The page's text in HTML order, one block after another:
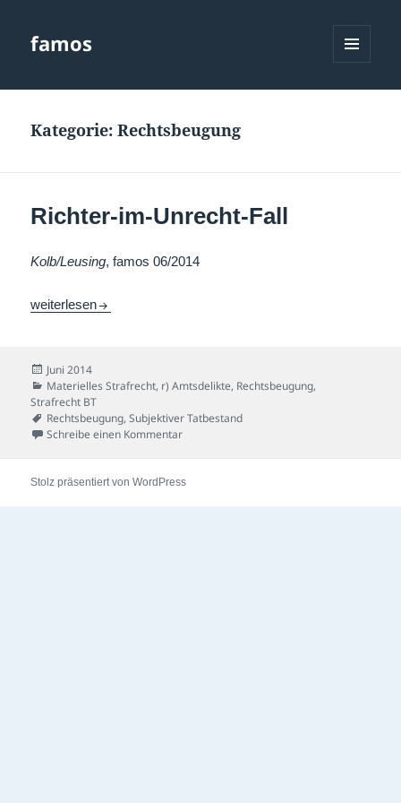
famos
Kategorie:Rechtsbeugung
Richter-im-Unrecht-Fall
Kolb/Leusing, famos 06/2014
Richter-im-Unrecht-Fall
weiterlesen
Veröffentlicht
am
Juni 2014
Kategorien
Materielles Strafrecht, r) Amtsdelikte, Rechtsbeugung,
Strafrecht BT
Schlagwörter
Rechtsbeugung,Subjektiver Tatbestand
Schreibe einen Kommentarzu Richter-im-Unrecht-Fall
Stolz präsentiert von WordPress